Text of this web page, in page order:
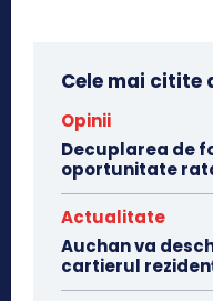
Cele mai citite
Opinii
Decuplarea de
oportunitate
Actualitate
Auchan va
cartierul